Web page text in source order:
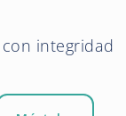
integridad